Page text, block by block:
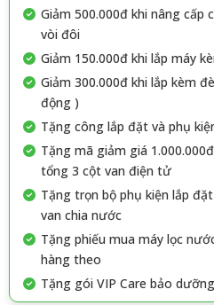
Giảm 500.000đ khi nâng cấp
vòi đôi
Giảm 150.000đ khi lắp máy
Giảm 300.000đ khi lắp kèm
động )
Tặng công lắp đặt và phụ
Tặng mã giảm giá
tổng 3 cột van điện tử
Tặng trọn bộ phụ kiện lắp
van chia nước
Tặng phiếu mua máy lọc
hàng theo
Tặng gói VIP Care bảo